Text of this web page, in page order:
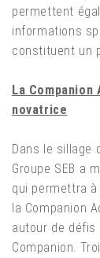
permettent
informations
constituent un
La
novatrice
Dans le sillage
Groupe SEB a
qui permettra
la Companion
autour de défis
Companion.